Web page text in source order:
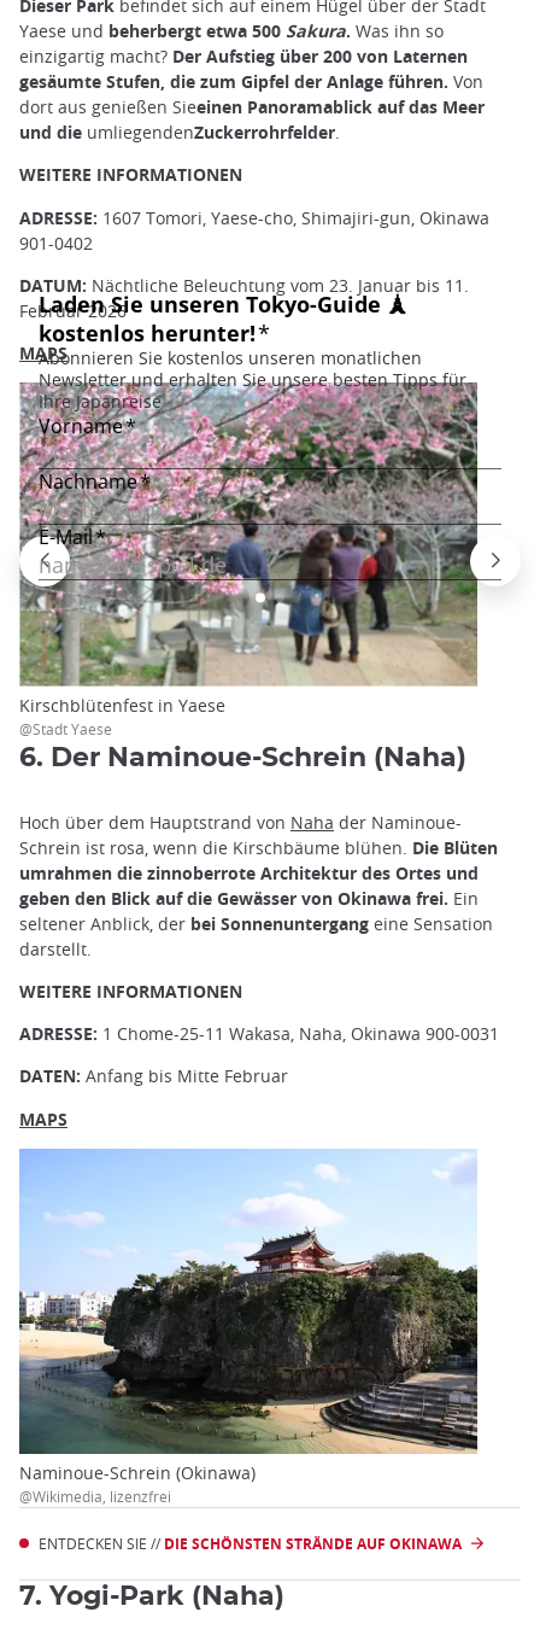
Dieser Park befindet sich auf einem Hügel über der Stadt
Yaese und beherbergt etwa 500 Sakura. Was ihn so
einzigartig macht? Der Aufstieg über 200 von Laternen
gesäumte Stufen, die zum Gipfel der Anlage führen. Von
dort aus genießen Sieeinen Panoramablick auf das Meer
und die umliegendenZuckerrohrfelder.
WEITERE INFORMATIONEN
ADRESSE: 1607 Tomori, Yaese-cho, Shimajiri-gun, Okinawa
901-0402
DATUM: Nächtliche Beleuchtung vom 23. Januar bis 11.
Februar 2026
MAPS
Kirschblütenfest in Yaese
@Stadt Yaese
6. Der Naminoue-Schrein (Naha)
Hoch über dem Hauptstrand von Naha der Naminoue-
Schrein ist rosa, wenn die Kirschbäume blühen. Die Blüten
umrahmen die zinnoberrote Architektur des Ortes und
geben den Blick auf die Gewässer von Okinawa frei. Ein
seltener Anblick, der bei Sonnenuntergang eine Sensation
darstellt.
WEITERE INFORMATIONEN
ADRESSE: 1 Chome-25-11 Wakasa, Naha, Okinawa 900-0031
DATEN: Anfang bis Mitte Februar
MAPS
Naminoue-Schrein (Okinawa)
@Wikimedia, lizenzfrei
ENTDECKEN SIE // DIE SCHÖNSTEN STRÄNDE AUF OKINAWA
7. Yogi-Park (Naha)